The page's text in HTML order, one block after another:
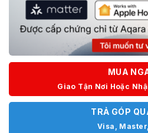
MUA
Giao Tận Nơi Hoặc
TRẢ GÓP
Visa,